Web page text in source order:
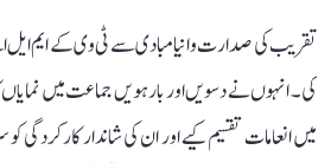
تقریب کی صدارت وانیامبادی سے ٹی وی کے ایم ایل
کی۔ انہوں نے دسویں اور بارہویں جماعت میں
میں انعامات تقسیم کیے اور ان کی شاندار